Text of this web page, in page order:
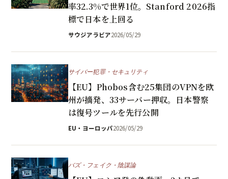
率32.3%で世界1位。Stanford 2026指
標で日本を上回る
サウジアラビア2026/05/29
サイバー犯罪・セキュリティ
【EU】Phobos含む25集団のVPNを欧
州が摘発、33サーバー押収。日本警察
は復号ツールを先行公開
EU・ヨーロッパ2026/05/29
バズ・フェイク・陰謀論